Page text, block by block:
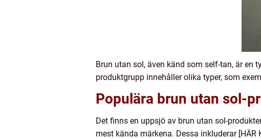
Brun utan sol, även känd som self-tan, är en
produktgrupp innehåller olika typer, som
Populära brun utan sol-
Det finns en uppsjö av brun utan sol-
mest kända märkena. Dessa inkluderar [HÄR